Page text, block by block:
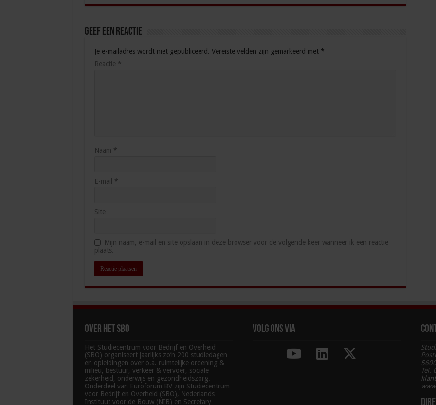
Geef een reactie
Je e-mailadres wordt niet gepubliceerd. Vereiste velden zijn gemarkeerd met *
Reactie *
Naam *
E-mail *
Site
Mijn naam, e-mail en site opslaan in deze browser voor de volgende keer wanneer ik een reactie
plaats.
Over het SBO
Het Studiecentrum voor Bedrijf en Overheid
(SBO) organiseert jaarlijks zo’n 200 studiedagen
en opleidingen over o.a. ruimtelijke ordening &
milieu, bestuur, verkeer & vervoer, sociale
zekerheid, onderwijs en gezondheidszorg.
Onderdeel van Euroforum BV zijn Studiecentrum
voor Bedrijf en Overheid (SBO), Nederlands
Instituut voor de Bouw (NIB) en Secretary
Volg ons via
Tel.